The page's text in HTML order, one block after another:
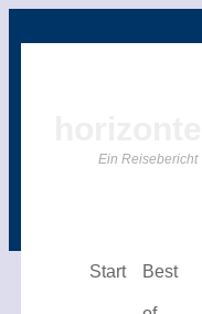
Ein Reisebericht
Start Best